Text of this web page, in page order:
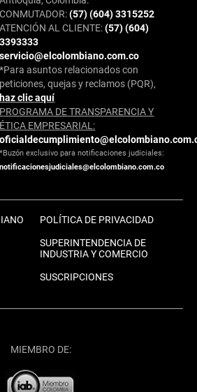
CONMUTADOR:(57) (604) 3315252
ATENCIÓN AL CLIENTE:(57) (604)
3393333
servicio@elcolombiano.com.co
*Para asuntos relacionados con
peticiones, quejas y reclamos (PQR),
haz clic aquí
PROGRAMA DE TRANSPARENCIA Y
ÉTICA EMPRESARIAL:
*Buzón exclusivo para notificaciones judiciales:
notificacionesjudiciales@elcolombiano.com.co
POLÍTICA DE PRIVACIDAD
SUPERINTENDENCIA DE
INDUSTRIA Y COMERCIO
SUSCRIPCIONES
MIEMBRO DE: